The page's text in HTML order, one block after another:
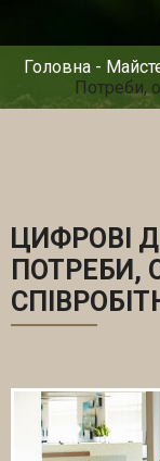
Головна-
Потреби,
ЦИФРОВІ
ПОТРЕБИ,